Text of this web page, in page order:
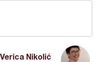
Verica Nikolić